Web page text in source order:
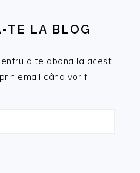
TE LA BLOG
a te abona la acest
email când vor fi